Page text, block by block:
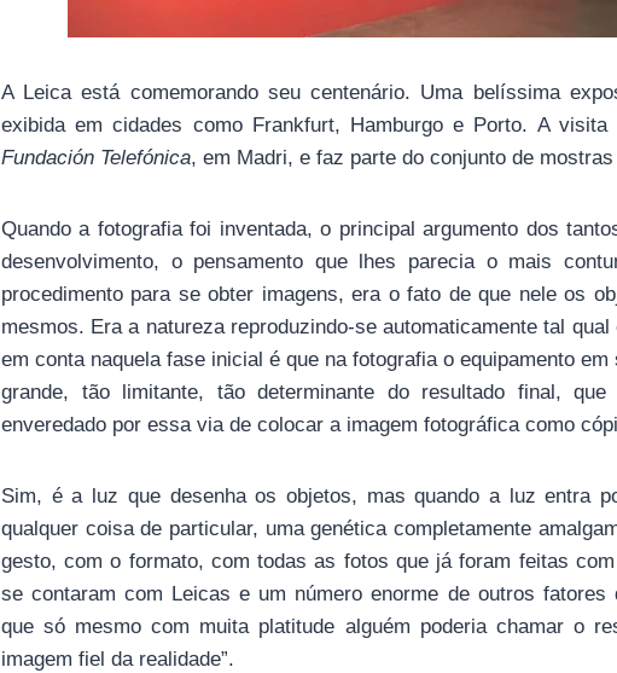
A Leica está comemorando seu centenário. Uma belíssima
exibida em cidades como Frankfurt, Hamburgo e Porto. A
Fundación Telefónica, em Madri, e faz parte do conjunto de
Quando a fotografia foi inventada, o principal argumento dos
desenvolvimento, o pensamento que lhes parecia o mais
procedimento para se obter imagens, era o fato de que nele os
mesmos. Era a natureza reproduzindo-se automaticamente tal
em conta naquela fase inicial é que na fotografia o equipamento
grande, tão limitante, tão determinante do resultado final,
enveredado por essa via de colocar a imagem fotográfica como
Sim, é a luz que desenha os objetos, mas quando a luz entra
qualquer coisa de particular, uma genética completamente
gesto, com o formato, com todas as fotos que já foram feitas
se contaram com Leicas e um número enorme de outros
que só mesmo com muita platitude alguém poderia chamar o
imagem fiel da realidade”.